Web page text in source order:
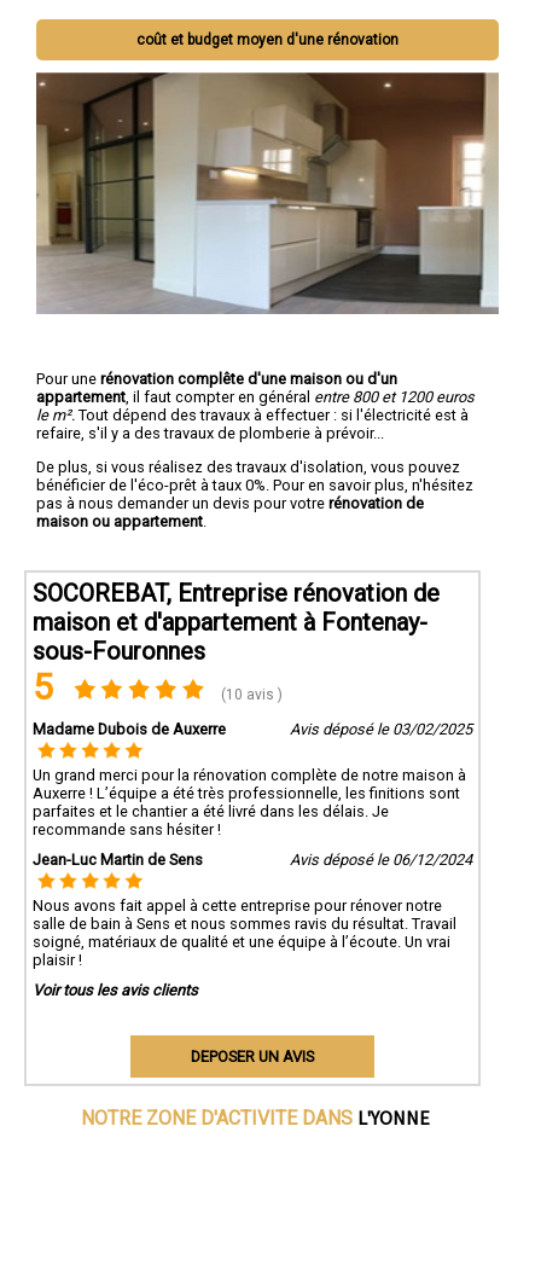
coût et budget moyen d'une rénovation
Pour une rénovation complête d'une maison ou d'un
appartement , il faut compter en général entre 800 et 1200 euros
le m². Tout dépend des travaux à effectuer : si l'électricité est à
refaire, s'il y a des travaux de plomberie à prévoir...
De plus, si vous réalisez des travaux d'isolation, vous pouvez
bénéficier de l'éco-prêt à taux 0%. Pour en savoir plus, n'hésitez
pas à nous demander un devis pour votre rénovation de
maison ou appartement
SOCOREBAT, Entreprise rénovation de
maison et d'appartement à Fontenay-
sous-Fouronnes
5 (10 avis )
Madame Dubois de Auxerre Avis déposé le 03/02/2025
Un grand merci pour la rénovation complète de notre maison à
Auxerre ! L’équipe a été très professionnelle, les finitions sont
parfaites et le chantier a été livré dans les délais. Je
recommande sans hésiter !
Jean-Luc Martin de Sens
Avis déposé le 06/12/2024
Nous avons fait appel à cette entreprise pour rénover notre
salle de bain à Sens et nous sommes ravis du résultat. Travail
soigné, matériaux de qualité et une équipe à l’écoute. Un vrai
plaisir !
Voir tous les avis clients
DEPOSER UN AVIS
NOTRE ZONE D'ACTIVITE DANS L'YONNE